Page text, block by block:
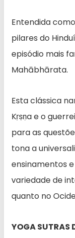
Entendida
pilares do
episódio mais
Mahābhārata.
Esta clássica
Kṛṣṇa e o
para as
tona a
ensinamentos
variedade de
quanto no
YOGA SUTRAS